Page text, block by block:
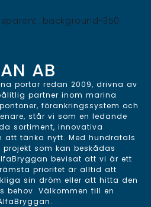
AB
portar redan 2009, drivna av
partner inom marina
förankringssystem och
står vi som en ledande
sortiment, innovativa
tänka nytt. Med hundratals
som kan beskådas
bevisat att vi är ett
prioritet är alltid att
sin dröm eller att hitta den
behov. Välkommen till en